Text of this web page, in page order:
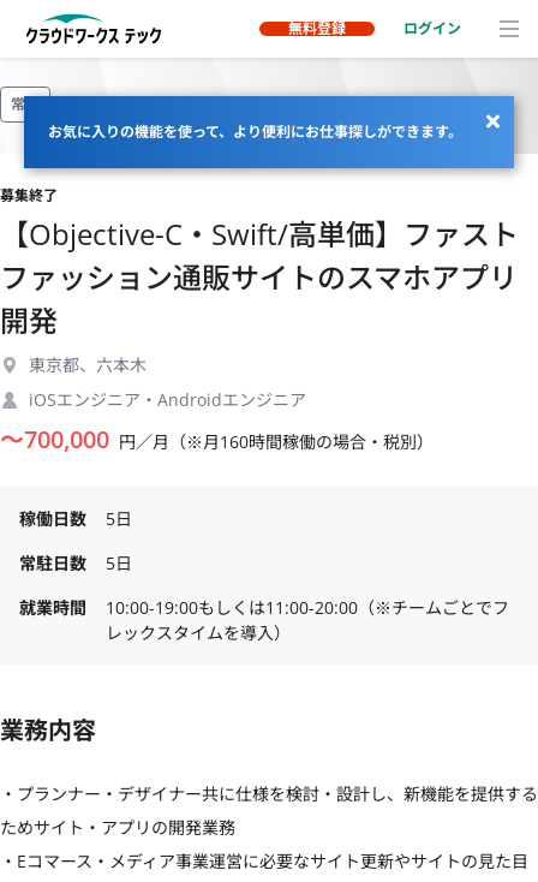
無料登録 ログイン
お気に入りの機能を使って、より便利にお仕事探しができます。
常駐
募集終了
【Objective-C・Swift/高単価】ファスト
ファッション通販サイトのスマホアプリ
開発
東京都、六本木
iOSエンジニア・Androidエンジニア
〜700,000 円／月（※月160時間稼働の場合・税別）
稼働日数
5日
常駐日数
5日
就業時間
10:00-19:00もしくは11:00-20:00（※チームごとでフ
レックスタイムを導入）
業務内容
・プランナー・デザイナー共に仕様を検討・設計し、新機能を提供する
ためサイト・アプリの開発業務
・Eコマース・メディア事業運営に必要なサイト更新やサイトの見た目